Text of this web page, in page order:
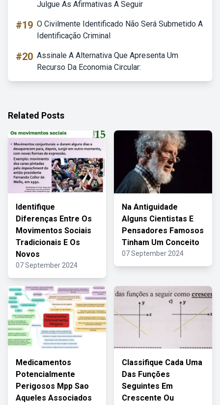
Julgue As Afirmativas A Seguir
#19 O Civilmente Identificado Não Será Submetido A
Identificação Criminal
#20 Assinale A Alternativa Que Apresenta Um
Recurso Da Economia Circular:
Related Posts
Identifique
Diferenças Entre Os
Movimentos Sociais
Tradicionais E Os
Novos
07 September 2024
Na Antiguidade
Alguns Cientistas E
Pensadores Famosos
Tinham Um Conceito
07 September 2024
Medicamentos
Potencialmente
Perigosos Mpp Sao
Aqueles Associados
Classifique Cada Uma
Das Funções
Seguintes Em
Crescente Ou